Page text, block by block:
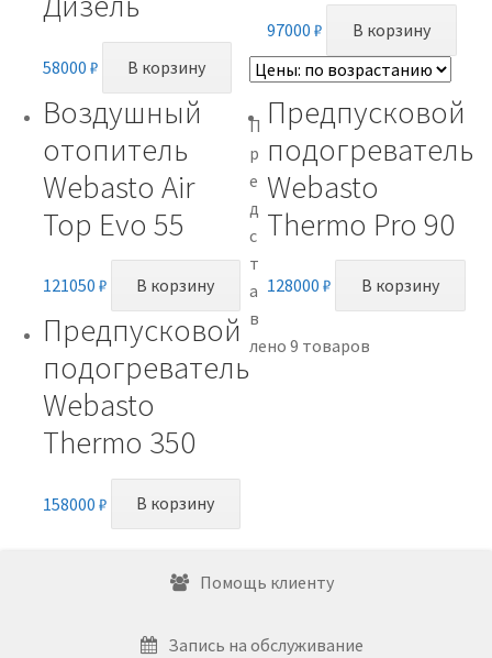
58000 ₽ В корзину
97000₽ В корзину
Воздушный
отопитель
Webasto Air
Top Evo 55
121050 ₽ В корзину
Предпусковой
подогреватель
Webasto
Thermo Pro 90
128000₽ В корзину
Предпусковой
подогреватель
Webasto
Thermo 350
158000 ₽ В корзину
П
р
е
д
с
т
а
в
лено 9 товаров
Помощь клиенту
Запись на обслуживание